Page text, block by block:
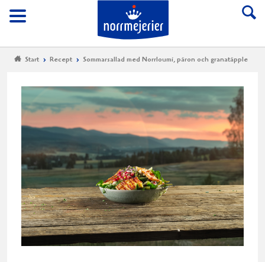
Meny
Till Norrmejerier
Start Recept Sommarsallad med Norrloumi, päron och granatäpple